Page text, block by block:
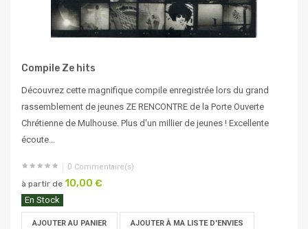
Compile Ze hits
Découvrez cette magnifique compile enregistrée lors du grand
rassemblement de jeunes ZE RENCONTRE de la Porte Ouverte
Chrétienne de Mulhouse. Plus d'un millier de jeunes ! Excellente
écoute...
0 Commentaire(s)
à partir de 10,00 €
En Stock
AJOUTER AU PANIER AJOUTER À MA LISTE D'ENVIES